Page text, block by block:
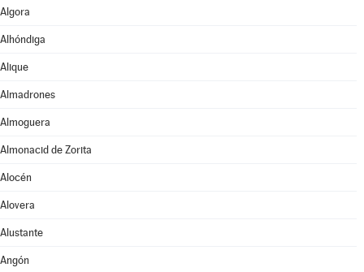
Algora
Alhóndiga
Alique
Almadrones
Almoguera
Almonacid de Zorita
Alocén
Alovera
Alustante
Angón